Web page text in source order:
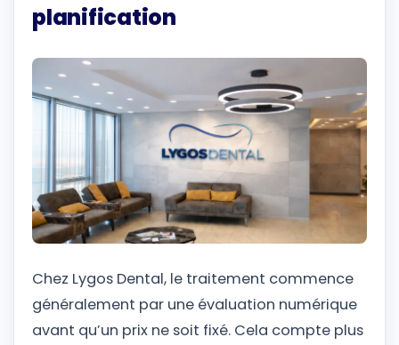
planification
Chez Lygos Dental, le traitement commence
généralement par une évaluation numérique
avant qu’un prix ne soit fixé. Cela compte plus